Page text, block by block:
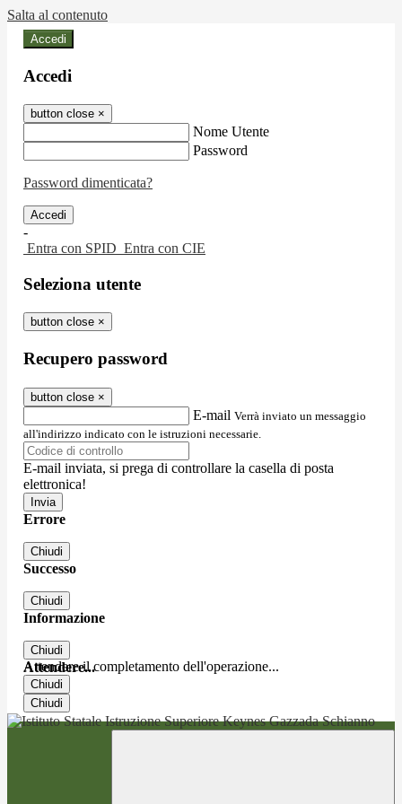
Salta al contenuto
Accedi
Accedi
button close ×
Nome Utente
Password
Password dimenticata?
-
Entra con SPID Entra con CIE
Seleziona utente
button close ×
Recupero password
button close ×
E-mail Verrà inviato un messaggio
all'indirizzo indicato con le istruzioni necessarie.
E-mail inviata, si prega di controllare la casella di posta
elettronica!
Errore
Chiudi
Successo
Chiudi
Informazione
Chiudi
Attendere...
Attendere il completamento dell'operazione...
Chiudi
Chiudi